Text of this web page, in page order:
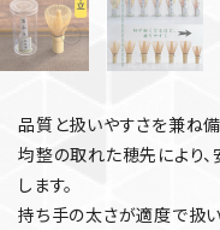
品質と扱いやすさを兼ね備
均整の取れた穂先により
します。
持ち手の太さが適度で扱